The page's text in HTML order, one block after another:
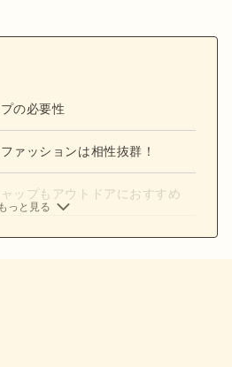
の必要性
ァッションは相性抜群！
ップもアウトドアにおすすめ
もっと見る